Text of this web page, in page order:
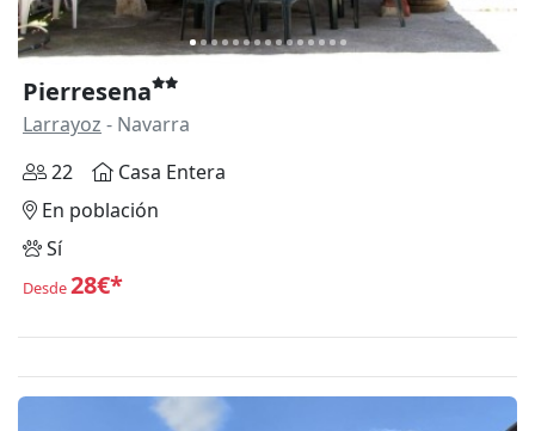
Pierresena
Larrayoz - Navarra
22
Casa Entera
En población
Sí
Desde28€*